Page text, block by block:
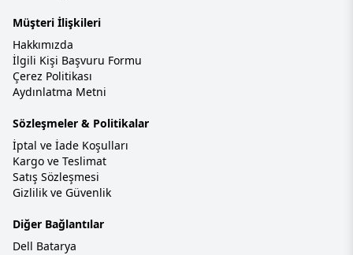
Müşteri İlişkileri
Hakkımızda
İlgili Kişi Başvuru Formu
Çerez Politikası
Aydınlatma Metni
Sözleşmeler & Politikalar
İptal ve İade Koşulları
Kargo ve Teslimat
Satış Sözleşmesi
Gizlilik ve Güvenlik
Diğer Bağlantılar
Dell Batarya